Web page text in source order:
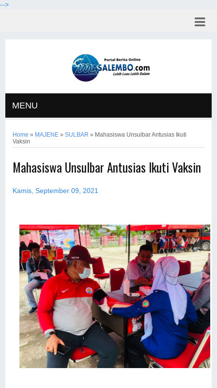
-->
MENU
Home » MAJENE »SULBAR » Mahasiswa Unsulbar Antusias Ikuti
Vaksin
Mahasiswa Unsulbar Antusias Ikuti Vaksin
Kamis, September 09, 2021